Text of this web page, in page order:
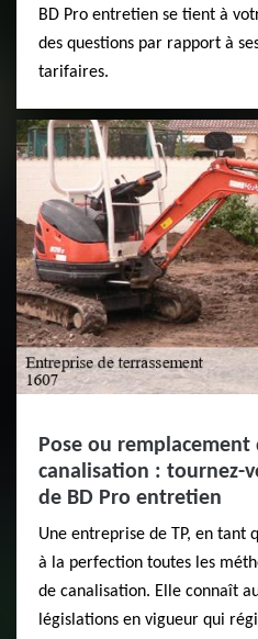
BD Pro entretien se tient à
des questions par rapport à
tarifaires.
Pose ou remplacement
canalisation : tournez-
de BD Pro entretien
Une entreprise de TP, en tant
à la perfection toutes les
de canalisation. Elle connaît
législations en vigueur qui